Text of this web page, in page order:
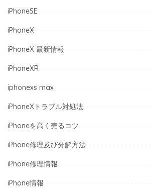
iPhoneSE
iPhoneX
iPhoneX 最新情報
iPhoneXR
iphonexs max
iPhoneXトラブル対処法
iPhoneを高く売るコツ
iPhone修理及び分解方法
iPhone修理情報
iPhone情報